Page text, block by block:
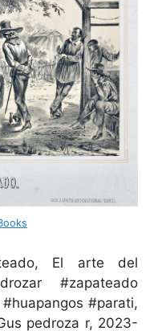
El arte del
#zapateado
#parati,
pedroza r, 2023-